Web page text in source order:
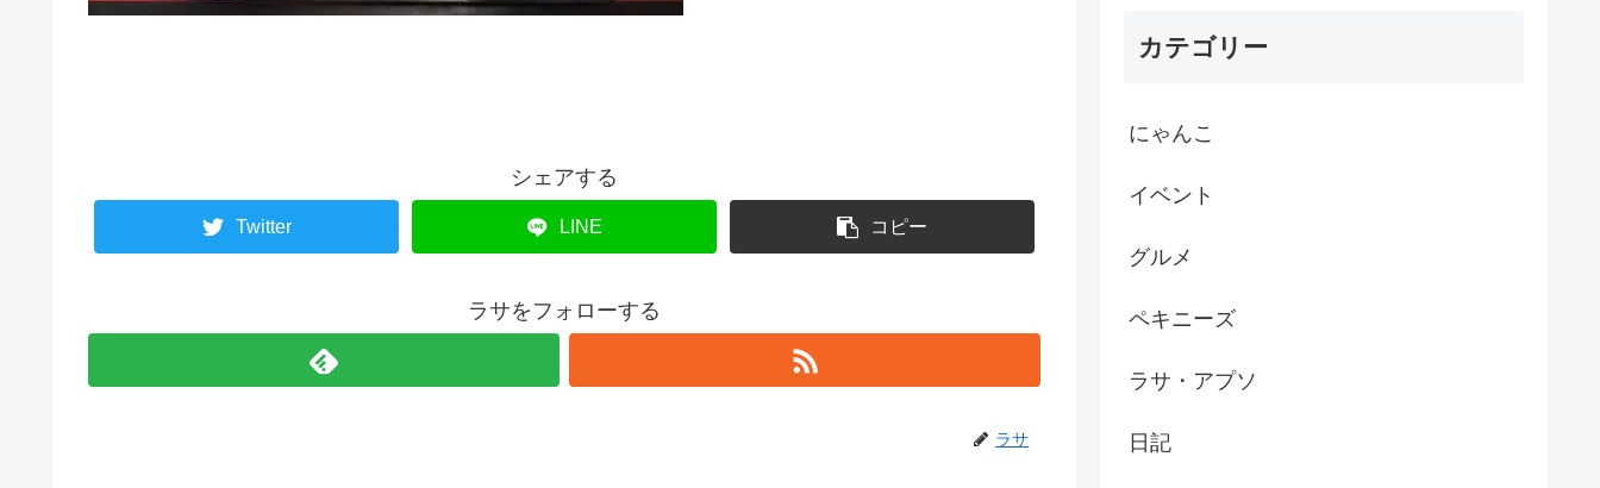
シェアする
Twitter LINE コピー
ラサをフォローする
ラサ
カテゴリー
にゃんこ
イベント
グルメ
ペキニーズ
ラサ・アプソ
日記